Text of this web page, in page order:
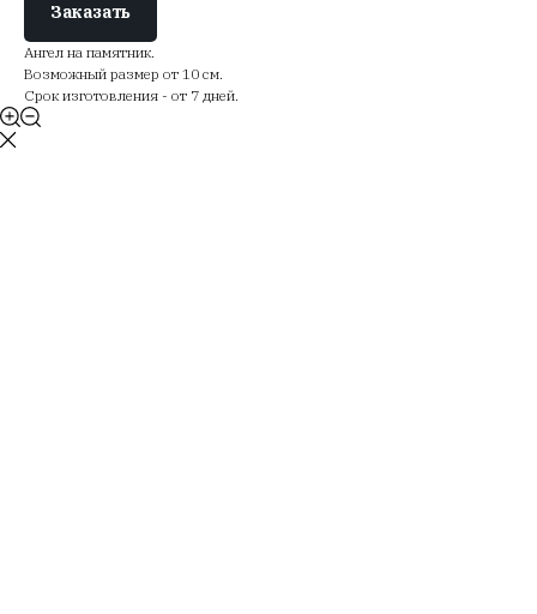
Заказать
Ангел на памятник.
Возможный размер от 10 см.
Срок изготовления - от 7 дней.